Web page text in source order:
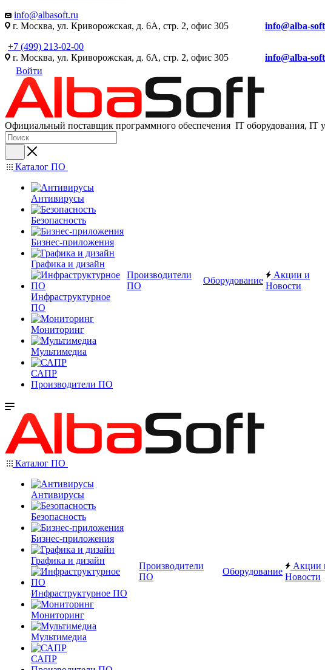
info@albasoft.ru
г. Москва, ул. Криворожская, д. 6А, стр. 2, офис 305 info@alba-
+7 (499) 213-02-00
г. Москва, ул. Криворожская, д. 6А, стр. 2, офис 305 info@alba-
Войти
Официальный поставщик программного обеспечения IT оборудования, IT
Каталог ПО
Антивирусы
Безопасность
Бизнес-приложения
Графика и дизайн
Инфраструктурное
ПО
Мониторинг
Мультимедиа
САПР
Производители ПО
Производители
ПО
Оборудование
Акции и
Новости
Каталог ПО
Антивирусы
Безопасность
Бизнес-приложения
Графика и дизайн
Инфраструктурное ПО
Мониторинг
Мультимедиа
САПР
Производители
ПО
Оборудование
Акции
Новости